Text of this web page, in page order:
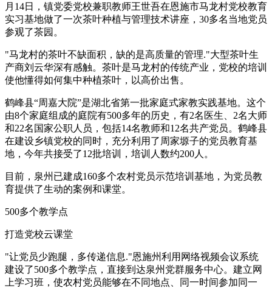
月14日，镇党委党校兼职教师王世吾在恩施市马龙村党校教育
实习基地做了一次茶叶种植与管理技术讲座，30多名当地党员
参观了茶园。
"马龙村的茶叶不缺面积，缺的是高质量的管理."大型茶叶生
产商刘云华深有感触。茶叶是马龙村的传统产业，党校的培训
使他懂得如何集中种植茶叶，以高价出售。
鹤峰县“周嘉大院”是湖北省第一批家庭式家教实践基地。这个
由8个家庭组成的庭院有500多年的历史，有2名医生、2名大师
和22名国家公职人员，包括14名教师和12名共产党员。鹤峰县
在建设乡镇党校的同时，充分利用了周家塬子的党员教育基
地，今年共接受了12批培训，培训人数约200人。
目前，泉州已建成160多个农村党员示范培训基地，为党员教
育提供了生动的案例和课堂。
500多个教学点
打造党校云课堂
"让党员少跑腿，多传递信息."恩施州利用网络视频会议系统
建设了500多个教学点，直接到达泉州党群服务中心。建立网
上学习班，使农村党员能够在不同地点、同一时间参加同一